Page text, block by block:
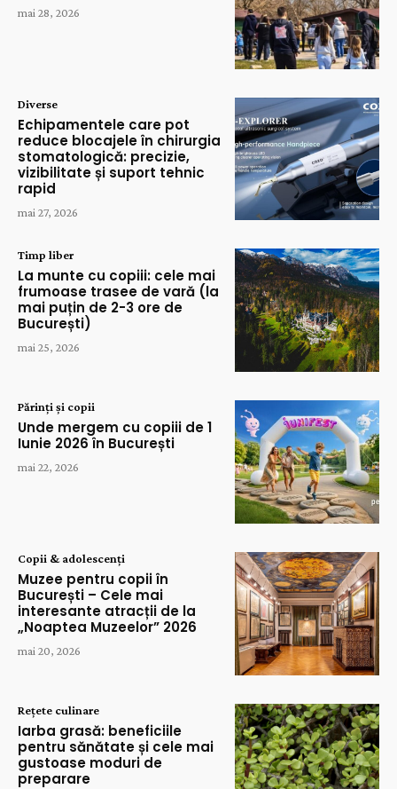
mai 28, 2026
Diverse
Echipamentele care pot
reduce blocajele în chirurgia
stomatologică: precizie,
vizibilitate și suport tehnic
rapid
mai 27, 2026
Timp liber
La munte cu copiii: cele mai
frumoase trasee de vară (la
mai puțin de 2-3 ore de
București)
mai 25, 2026
Părinți și copii
Unde mergem cu copiii de 1
Iunie 2026 în București
mai 22, 2026
Copii & adolescenți
Muzee pentru copii în
București – Cele mai
interesante atracții de la
„Noaptea Muzeelor” 2026
mai 20, 2026
Rețete culinare
Iarba grasă: beneficiile
pentru sănătate și cele mai
gustoase moduri de
preparare